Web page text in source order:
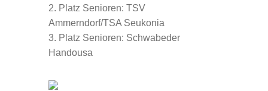
2. Platz Senioren: TSV
Ammerndorf/TSA Seukonia
3. Platz Senioren: Schwabeder
Handousa